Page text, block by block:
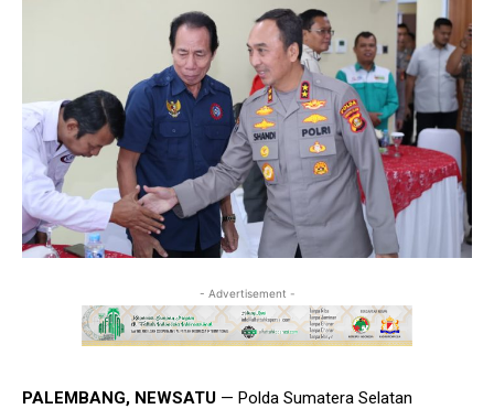
- Advertisement -
PALEMBANG, NEWSATU — Polda Sumatera Selatan